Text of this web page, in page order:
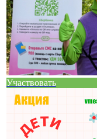
Участвовать